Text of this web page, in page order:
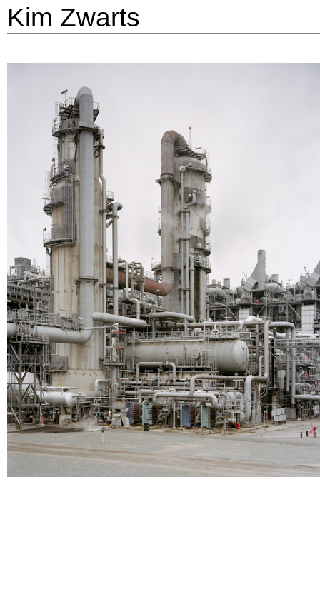
Kim Zwarts